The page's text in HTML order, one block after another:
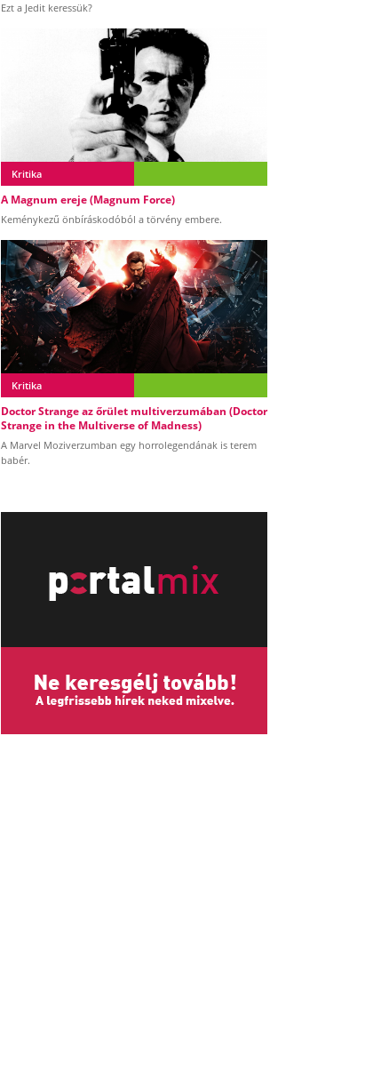
Ezt a Jedit keressük?
Kritika
A Magnum ereje (Magnum Force)
Keménykezű önbíráskodóból a törvény embere.
Kritika
Doctor Strange az őrület multiverzumában (Doctor
Strange in the Multiverse of Madness)
A Marvel Moziverzumban egy horrolegendának is terem
babér.